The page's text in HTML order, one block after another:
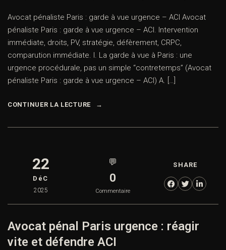
Avocat pénaliste Paris : garde à vue urgence – ACI Avocat
pénaliste Paris : garde à vue urgence – ACI. Intervention
immédiate, droits, PV, stratégie, défèrement, CRPC,
comparution immédiate. I. La garde à vue à Paris : une
urgence procédurale, pas un simple “contretemps” (Avocat
pénaliste Paris : garde à vue urgence – ACI) A. […]
CONTINUER LA LECTURE
22
DéC
2025
💬
0
Commentaire
SHARE
Avocat pénal Paris urgence : réagir
vite et défendre ACI